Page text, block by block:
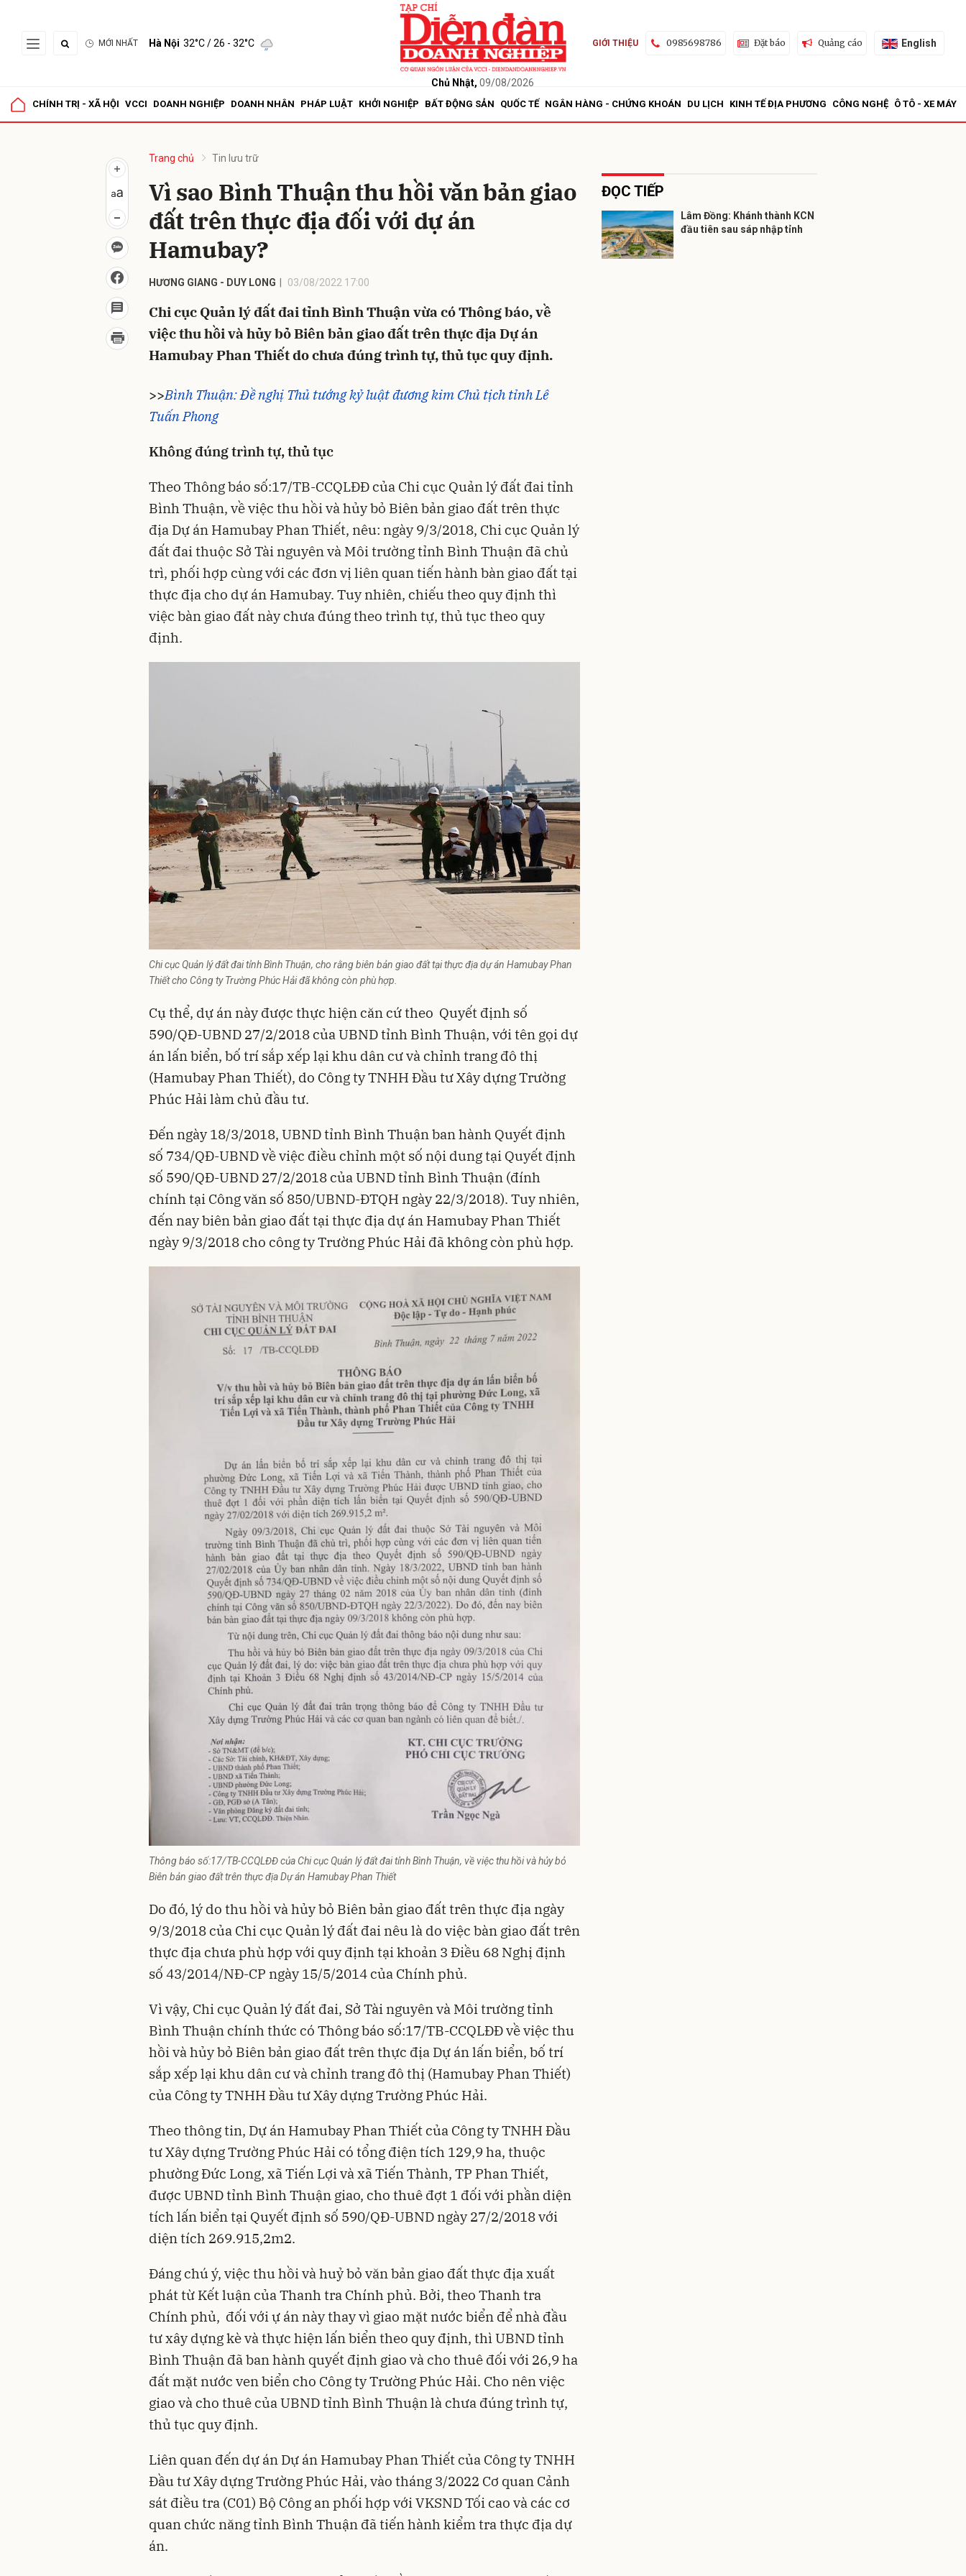
MỚI NHẤT Hà Nội 32°C/ 26 - 32°C
Chủ Nhật, 09/08/2026
GIỚI THIỆU 0985698786 Đặt báo Quảng cáo English
CHÍNH TRỊ - XÃ HỘI VCCI DOANH NGHIỆP DOANH NHÂN PHÁP LUẬT KHỞI NGHIỆP BẤT ĐỘNG SẢN QUỐC TẾ NGÂN HÀNG - CHỨNG KHOÁN DU LỊCH KINH TẾ ĐỊA PHƯƠNG CÔNG NGHỆ Ô TÔ - XE MÁY
Trang chủ Tin lưu trữ
Vì sao Bình Thuận thu hồi văn bản giao
đất trên thực địa đối với dự án
Hamubay?
HƯƠNG GIANG - DUY LONG 03/08/2022 17:00
Chi cục Quản lý đất đai tỉnh Bình Thuận vừa có Thông báo, về
việc thu hồi và hủy bỏ Biên bản giao đất trên thực địa Dự án
Hamubay Phan Thiết do chưa đúng trình tự, thủ tục quy định.
>>Bình Thuận: Đề nghị Thủ tướng kỷ luật đương kim Chủ tịch tỉnh Lê
Tuấn Phong
Không đúng trình tự, thủ tục
Theo Thông báo số:17/TB-CCQLĐĐ của Chi cục Quản lý đất đai tỉnh
Bình Thuận, về việc thu hồi và hủy bỏ Biên bản giao đất trên thực
địa Dự án Hamubay Phan Thiết, nêu: ngày 9/3/2018, Chi cục Quản lý
đất đai thuộc Sở Tài nguyên và Môi trường tỉnh Bình Thuận đã chủ
trì, phối hợp cùng với các đơn vị liên quan tiến hành bàn giao đất tại
thực địa cho dự án Hamubay. Tuy nhiên, chiếu theo quy định thì
việc bàn giao đất này chưa đúng theo trình tự, thủ tục theo quy
định.
Chi cục Quản lý đất đai tỉnh Bình Thuận, cho rằng biên bản giao đất tại thực địa dự án Hamubay Phan
Thiết cho Công ty Trường Phúc Hải đã không còn phù hợp.
Cụ thể, dự án này được thực hiện căn cứ theo Quyết định số
590/QĐ-UBND 27/2/2018 của UBND tỉnh Bình Thuận, với tên gọi dự
án lấn biển, bố trí sắp xếp lại khu dân cư và chỉnh trang đô thị
(HamubayPhan Thiết), do Công ty TNHH Đầu tư Xây dựng Trường
Phúc Hải làm chủ đầu tư.
Đến ngày 18/3/2018, UBND tỉnh Bình Thuận ban hành Quyết định
số 734/QĐ-UBND về việc điều chỉnh một số nội dung tại Quyết định
số 590/QĐ-UBND 27/2/2018 của UBND tỉnh Bình Thuận (đính
chính tại Công văn số 850/UBND-ĐTQH ngày 22/3/2018). Tuy nhiên,
đến nay biên bản giao đất tại thực địa dự án Hamubay Phan Thiết
ngày 9/3/2018 cho công ty Trường Phúc Hải đã không còn phù hợp.
Thông báo số:17/TB-CCQLĐĐ của Chi cục Quản lý đất đai tỉnh Bình Thuận, về việc thu hồi và hủy bỏ
Biên bản giao đất trên thực địa Dự án Hamubay Phan Thiết
Do đó, lý do thu hồi và hủy bỏ Biên bản giao đất trên thực địa ngày
9/3/2018 của Chi cục Quản lý đất đai nêu là do việc bàn giao đất trên
thực địa chưa phù hợp với quy định tại khoản 3 Điều 68 Nghị định
số 43/2014/NĐ-CP ngày 15/5/2014 của Chính phủ.
Vì vậy, Chi cục Quản lý đất đai, Sở Tài nguyên và Môi trường tỉnh
Bình Thuận chính thức có Thông báo số:17/TB-CCQLĐĐ về việc thu
hồi và hủy bỏ Biên bản giao đất trên thực địa Dự án lấn biển, bố trí
sắp xếp lại khu dân cư và chỉnh trang đô thị (Hamubay Phan Thiết)
của Công ty TNHH Đầu tư Xây dựng Trường Phúc Hải.
Theo thông tin, Dự án Hamubay Phan Thiết của Công ty TNHH Đầu
tư Xây dựng Trường Phúc Hải có tổng điện tích 129,9 ha, thuộc
phường Đức Long, xã Tiến Lợi và xã Tiến Thành, TP Phan Thiết,
được UBND tỉnh Bình Thuận giao, cho thuê đợt 1 đối với phần diện
tích lấn biển tại Quyết định số 590/QĐ-UBND ngày 27/2/2018 với
diện tích 269.915,2m2.
Đáng chú ý, việc thu hồi và huỷ bỏ văn bản giao đất thực địa xuất
phát từ Kết luận của Thanh tra Chính phủ. Bởi, theo Thanh tra
Chính phủ, đối với ự án này thay vì giao mặt nước biển để nhà đầu
tư xây dựng kè và thực hiện lấn biển theo quy định, thì UBND tỉnh
Bình Thuận đã ban hành quyết định giao và cho thuê đối với 26,9 ha
đất mặt nước ven biển cho Công ty Trường Phúc Hải. Cho nên việc
giao và cho thuê của UBND tỉnh Bình Thuận là chưa đúng trình tự,
thủ tục quy định.
Liên quan đến dự án Dự án Hamubay Phan Thiết của Công ty TNHH
Đầu tư Xây dựng Trường Phúc Hải, vào tháng 3/2022 Cơ quan Cảnh
sát điều tra (C01) Bộ Công an phối hợp với VKSND Tối cao và các cơ
quan chức năng tỉnh Bình Thuận đã tiến hành kiểm tra thực địa dự
án.
ĐỌC TIẾP
Lâm Đồng: Khánh thành KCN
đầu tiên sau sáp nhập tỉnh
Gửi